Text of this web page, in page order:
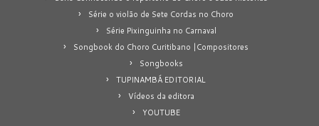
Série o violão de Sete Cordas no Choro
Série Pixinguinha no Carnaval
Songbook do Choro Curitibano |Compositores
Songbooks
TUPINAMBÁ EDITORIAL
Vídeos da editora
YOUTUBE